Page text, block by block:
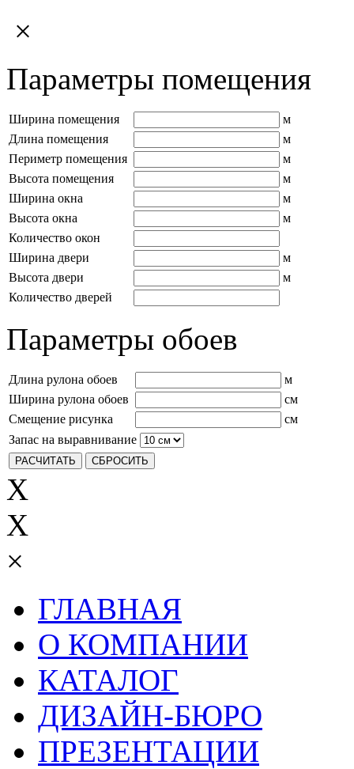
×
Параметры помещения
Ширина помещения
м
Длина помещения
м
Периметр помещения
м
Высота помещения
м
Ширина окна
м
Высота окна
м
Количество окон
Ширина двери
м
Высота двери
м
Количество дверей
Параметры обоев
Длина рулона обоев
м
Ширина рулона обоев
см
Смещение рисунка
см
Запас на выравнивание
X
X
×
ГЛАВНАЯ
О КОМПАНИИ
КАТАЛОГ
ДИЗАЙН-БЮРО
ПРЕЗЕНТАЦИИ